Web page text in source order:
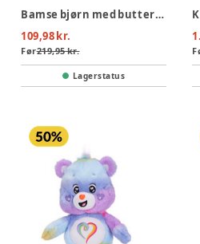
Bamse bjørn med butterfly, 25 cm
109,98 kr.
Før219,95 kr.
Lagerstatus